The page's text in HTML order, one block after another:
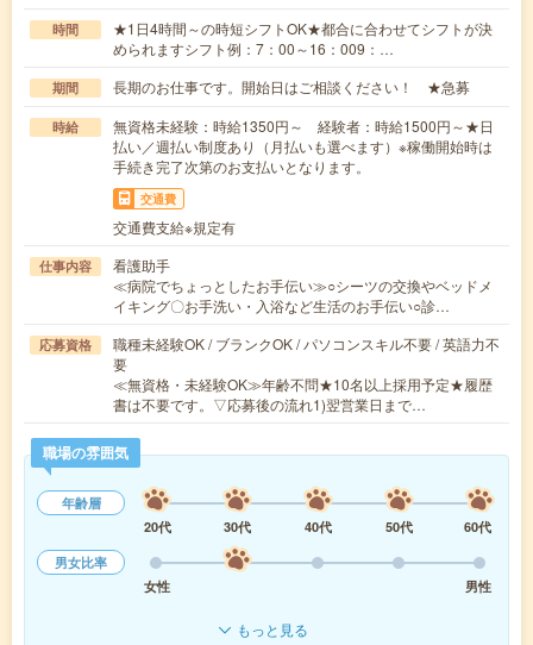
時間
★1日4時間～の時短シフトOK★都合に合わせてシフトが決
められますシフト例：7：00～16：009：…
期間 長期のお仕事です。開始日はご相談ください！ ★急募
時給
無資格未経験：時給1350円～ 経験者：時給1500円～★日
払い／週払い制度あり（月払いも選べます）※稼働開始時は
手続き完了次第のお支払いとなります。
交通費
交通費支給※規定有
仕事内容
看護助手
≪病院でちょっとしたお手伝い≫○シーツの交換やベッドメ
イキング〇お手洗い・入浴など生活のお手伝い○診…
応募資格
職種未経験OK / ブランクOK / パソコンスキル不要 / 英語力不
要
≪無資格・未経験OK≫年齢不問★10名以上採用予定★履歴
書は不要です。▽応募後の流れ1)翌営業日まで…
職場の雰囲気
年齢層
20代
30代 40代 50代
60代
男女比率
女性
男性
もっと見る